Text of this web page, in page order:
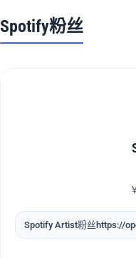
Spotify粉丝
Spotify Artist粉丝https://